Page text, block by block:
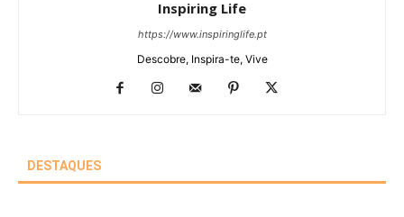
Inspiring Life
https://www.inspiringlife.pt
Descobre, Inspira-te, Vive
DESTAQUES